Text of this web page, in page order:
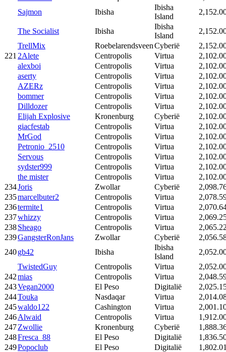
Sajmon
Ibisha
Ibisha
Island
The Socialist Ibisha
Ibisha
Island
TrellMix
RoebelarendsveenCyberië
221 2Alete Centropolis Virtua
alexboi
Centropolis Virtua
aserty
Centropolis Virtua
AZERz
Centropolis Virtua
bommer
Centropolis Virtua
Dilldozer
Centropolis Virtua
Elijah Explosive
Kronenburg Cyberië
giacfestab
Centropolis Virtua
MrGod
Centropolis Virtua
Petronio_2510
Centropolis Virtua
Servous
Centropolis Virtua
sydster999
Centropolis Virtua
the mister
Centropolis Virtua
234Joris Zwollar Cyberië
235marcelbuter2 Centropolis Virtua
236termite1 Centropolis Virtua
237whizzy Centropolis Virtua
238Sheago Centropolis Virtua
239GangsterRonJans Zwollar Cyberië
240gb42 Ibisha
Ibisha
Island
TwistedGuy
Centropolis Virtua
242mias Centropolis Virtua
243Vegan2000 El Peso Digitalië
244Touka Nasdaqar Virtua
245waldo122 Cashington Virtua
246Alwaid Centropolis Virtua
247Zwollie Kronenburg Cyberië
248Fresca_88 El Peso Digitalië
249Popoclub El Peso Digitalië